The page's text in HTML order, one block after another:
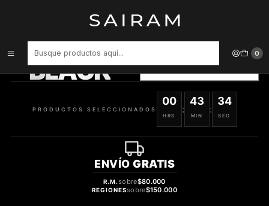
0
BLACK VER OFERTAS
PRODUCTOS SELECCIONADOS
00
HRS
:
43
MIN
:
34
SEG
ENVÍO GRATIS
R.M.sobre$80.000
REGIONESsobre$150.000